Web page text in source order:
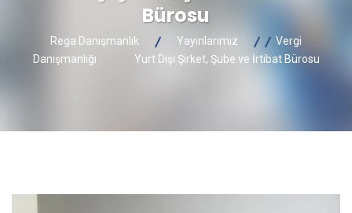
Bürosu
Rega Danışmanlık Yayınlarımız
Vergi
Danışmanlığı
Yurt Dışı Şirket, Şube ve İrtibat Bürosu